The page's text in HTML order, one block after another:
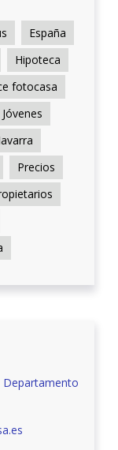
España
Hipoteca
fotocasa
Jóvenes
Precios